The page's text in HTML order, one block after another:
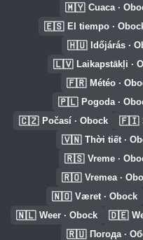
🇲🇾 Cuaca ·
🇪🇸 El tiempo ·
🇭🇺 Időjárás ·
🇱🇻 Laikapstākļi ·
🇫🇷 Météo ·
🇵🇱 Pogoda ·
🇨🇿 Počasí · Obock 🇫🇮
🇻🇳 Thời tiết ·
🇷🇸 Vreme ·
🇷🇴 Vremea ·
🇳🇴 Været · Obock
🇳🇱 Weer · Obock 🇩🇪
🇷🇺 Погода ·